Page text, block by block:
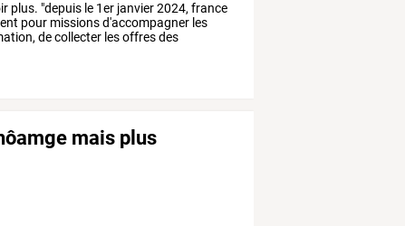
plus. "depuis le 1er janvier2024,france
pour missionsd'accompagner les
decollecter lesoffresdes
mais plus